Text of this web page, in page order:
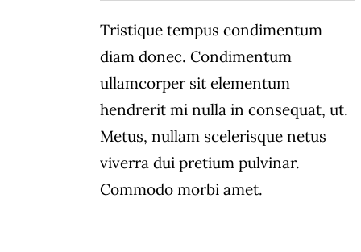
Tristique tempus condimentum
diam donec. Condimentum
ullamcorper sit elementum
hendrerit mi nulla in consequat, ut.
Metus, nullam scelerisque netus
viverra dui pretium pulvinar.
Commodo morbi amet.